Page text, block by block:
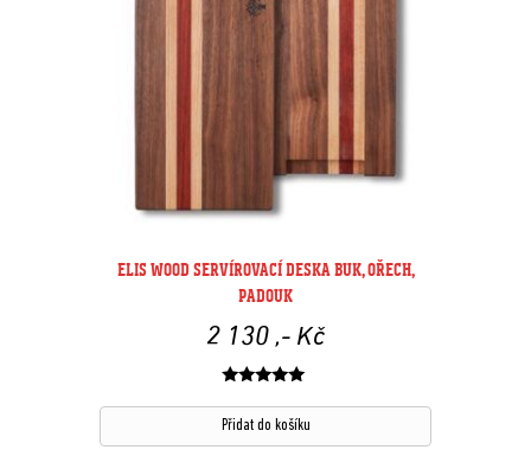
ELIS WOOD SERVÍROVACÍ DESKA BUK, OŘECH,
PADOUK
2 130 ,- Kč
Přidat do košíku